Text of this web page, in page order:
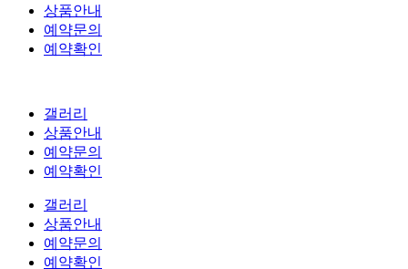
상품안내
예약문의
예약확인
갤러리
상품안내
예약문의
예약확인
갤러리
상품안내
예약문의
예약확인